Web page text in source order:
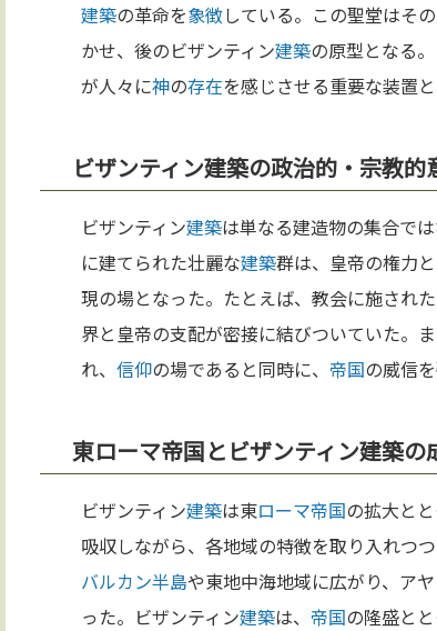
建築の革命を象徴している。この聖堂はそ
かせ、後のビザンティン建築の原型となる
が人々に神の存在を感じさせる重要な装置と
ビザンティン建築の政治的・宗教的
ビザンティン建築は単なる建造物の集合では
に建てられた壮麗な建築群は、皇帝の権力
現の場となった。たとえば、教会に施され
界と皇帝の支配が密接に結びついていた。
れ、 信仰の場であると同時に、 帝国の威信
東ローマ帝国とビザンティン建築の
ビザンティン建築は東ローマ帝国の拡大とと
吸収しながら、各地域の特徴を取り入れつ
バルカン半島や東地中海地域に広がり、アヤ
った。ビザンティン建築は、 帝国の隆盛と